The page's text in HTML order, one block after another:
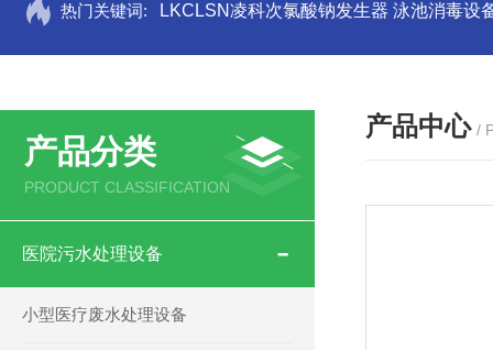
热门关键词: LKCLSN凌科次氯酸钠发生器 泳池消毒设
产品分类
PRODUCT CLASSIFICATION
医院污水处理设备
小型医疗废水处理设备
产品中心 /